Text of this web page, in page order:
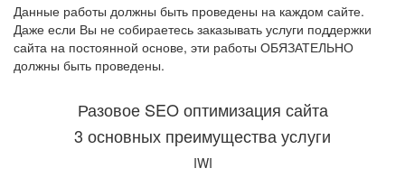
Данные работы должны быть проведены на каждом сайте.
Даже если Вы не собираетесь заказывать услуги поддержки
сайта на постоянной основе, эти работы ОБЯЗАТЕЛЬНО
должны быть проведены.
Разовое SEO оптимизация сайта
3 основных преимущества услуги
IWI